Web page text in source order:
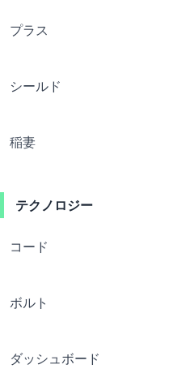
プラス
シールド
稲妻
テクノロジー
コード
ボルト
ダッシュボード